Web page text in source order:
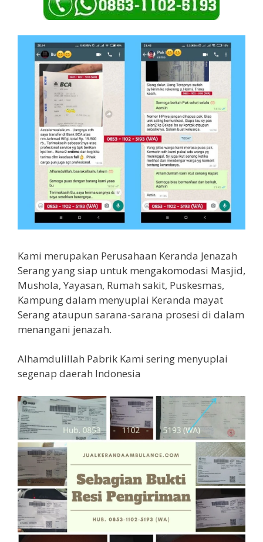
Kami merupakan Perusahaan Keranda Jenazah
Serang yang siap untuk mengakomodasi Masjid,
Mushola, Yayasan, Rumah sakit, Puskesmas,
Kampung dalam menyuplai Keranda mayat
Serang ataupun sarana-sarana prosesi di dalam
menangani jenazah.
Alhamdulillah Pabrik Kami sering menyuplai
segenap daerah Indonesia